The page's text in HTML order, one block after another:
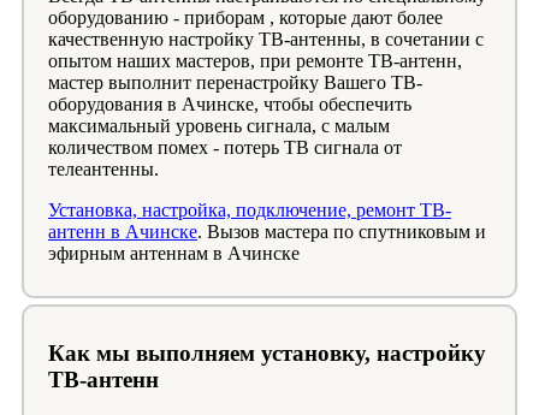
оборудованию - приборам , которые дают более
качественную настройку ТВ-антенны, в сочетании с
опытом наших мастеров, при ремонте ТВ-антенн,
мастер выполнит перенастройку Вашего ТВ-
оборудования в Ачинске, чтобы обеспечить
максимальный уровень сигнала, с малым
количеством помех - потерь ТВ сигнала от
телеантенны.
Установка, настройка, подключение, ремонт ТВ-
антенн в Ачинске. Вызов мастера по спутниковым и
эфирным антеннам в Ачинске
Как мы выполняем установку, настройку
ТВ-антенн